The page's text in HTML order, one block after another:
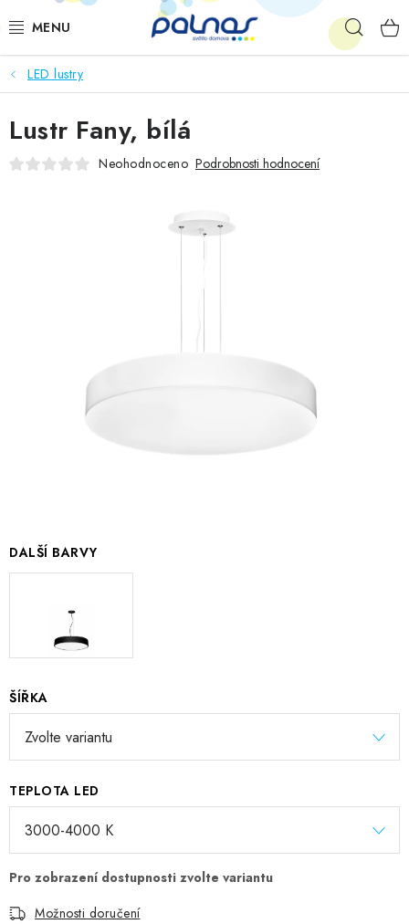
na
OSVĚTLENÍ INTERIÉRU
LED
VENKOVNÍ OSVĚTLENÍ
LED lustry
DALŠÍ BARVY
ŠÍŘKA
TEPLOTA LED
Možnosti doručení
Lustr Fany, bílá
Neohodnoceno Podrobnosti hodnocení